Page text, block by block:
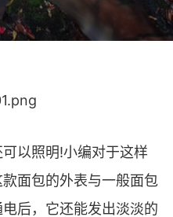
以照明!小编对于这样
面包的外表与一般面包
后，它还能发出淡淡的